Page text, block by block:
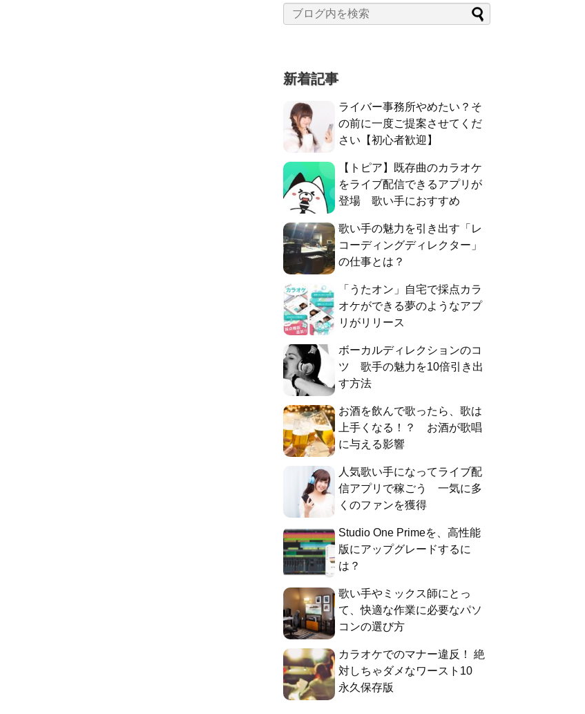
新着記事
ライバー事務所やめたい？そ
の前に一度ご提案させてくだ
さい【初心者歓迎】
【トピア】既存曲のカラオケ
をライブ配信できるアプリが
登場 歌い手におすすめ
歌い手の魅力を引き出す「レ
コーディングディレクター」
の仕事とは？
「うたオン」自宅で採点カラ
オケができる夢のようなアプ
リがリリース
ボーカルディレクションのコ
ツ 歌手の魅力を10倍引き出
す方法
お酒を飲んで歌ったら、歌は
上手くなる！？ お酒が歌唱
に与える影響
人気歌い手になってライブ配
信アプリで稼ごう 一気に多
くのファンを獲得
Studio One Primeを、高性能
版にアップグレードするに
は？
歌い手やミックス師にとっ
て、快適な作業に必要なパソ
コンの選び方
カラオケでのマナー違反！ 絶
対しちゃダメなワースト10
永久保存版